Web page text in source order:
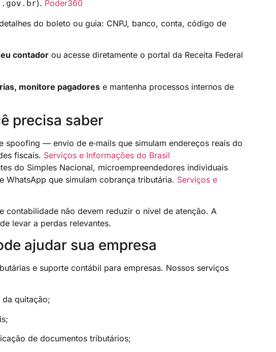
.gov.br). Poder360
do boleto ou guia: CNPJ, banco, conta, código de
contador ou acesse diretamente o portal da Receita Federal
monitore pagadores e mantenha processos internos de
precisa saber
spoofing — envio de e‑mails que simulam endereços reais do
fiscais. Serviços e Informações do Brasil
do Simples Nacional, microempreendedores individuais
WhatsApp que simulam cobrança tributária. Serviços e
contabilidade não devem reduzir o nível de atenção. A
levar a perdas relevantes.
ajudar sua empresa
e suporte contábil para empresas. Nossos serviços
quitação;
de documentos tributários;